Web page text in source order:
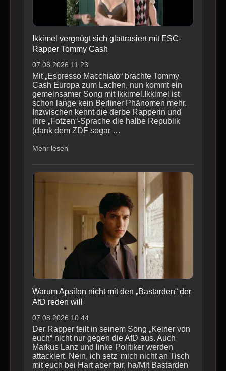
Ikkimel vergnügt sich glattrasiert mit ESC-
Rapper Tommy Cash
07.08.2026 11:23
Mit „Espresso Macchiato“ brachte Tommy
Cash Europa zum Lachen, nun kommt ein
gemeinsamer Song mit Ikkimel.Ikkimel ist
schon lange kein Berliner Phänomen mehr.
Inzwischen kennt die derbe Rapperin und
ihre „Fotzen“-Sprache die halbe Republik
(dank dem ZDF sogar …
Mehr lesen
Warum Apsilon nicht mit den „Bastarden“ der
AfD reden will
07.08.2026 10:44
Der Rapper teilt in seinem Song „Keiner von
euch“ nicht nur gegen die AfD aus. Auch
Markus Lanz und linke Politiker werden
attackiert. Nein, ich setz' mich nicht an Tisch
mit euch bei Hart aber fair, ha/Mit Bastarden